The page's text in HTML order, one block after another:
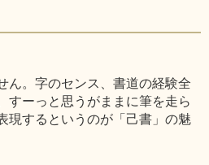
ん。字のセンス、書道の経験全
すーっと思うがままに筆を走ら
現するというのが「己書」の魅